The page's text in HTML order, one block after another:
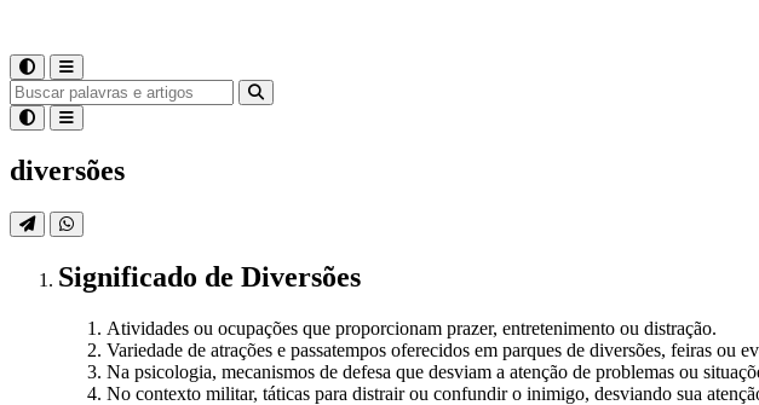
diversões
Significado de Diversões
Atividades ou ocupações que proporcionam prazer, entretenimento ou distração.
Variedade de atrações e passatempos oferecidos em parques de diversões, feiras ou
Na psicologia, mecanismos de defesa que desviam a atenção de problemas ou
No contexto militar, táticas para distrair ou confundir o inimigo, desviando sua